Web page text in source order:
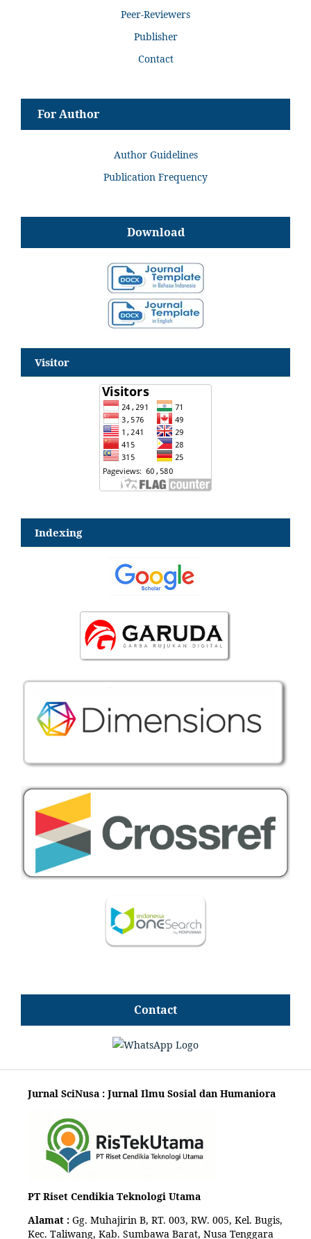
Peer-Reviewers
Publisher
Contact
For Author
Author Guidelines
Publication Frequency
Download
Visitor
Indexing
Contact
Jurnal SciNusa : Jurnal Ilmu Sosial dan Humaniora
PT Riset Cendikia Teknologi Utama
Alamat : Gg. Muhajirin B, RT. 003, RW. 005, Kel. Bugis,
Kec. Taliwang, Kab. Sumbawa Barat, Nusa Tenggara